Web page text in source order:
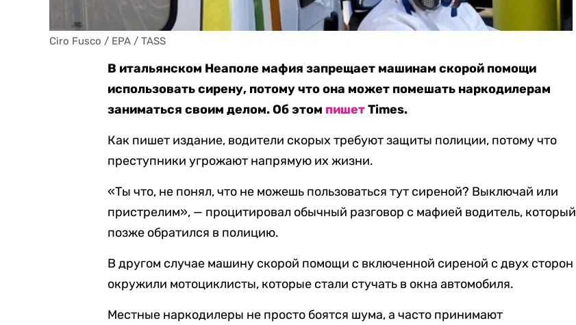
Ciro Fusco / EPA / TASS
В итальянском Неаполе мафия запрещает машинам скорой помощи
использовать сирену, потому что она может помешать наркодилерам
заниматься своим делом. Об этом пишетTimes.
Как пишет издание, водители скорых требуют защиты полиции, потому что
преступники угрожают напрямую их жизни.
«Ты что, не понял, что не можешь пользоваться тут сиреной? Выключай или
пристрелим», — процитировал обычный разговор с мафией водитель, который
позже обратился в полицию.
В другом случае машину скорой помощи с включенной сиреной с двух сторон
окружили мотоциклисты, которые стали стучать в окна автомобиля.
Местные наркодилеры не просто боятся шума, а часто принимают